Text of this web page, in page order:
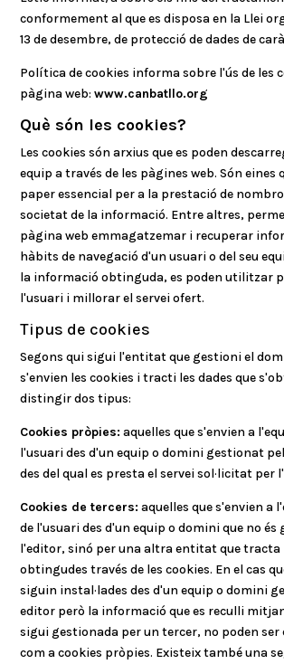
conformement al que es disposa en la Llei
13 de desembre, de protecció de dades de
Política de cookies informa sobre l'ús de les
pàgina web:www.canbatllo.org
Què són les cookies?
Les cookies són arxius que es poden
equip a través de les pàgines web. Són eines
paper essencial per a la prestació de
societat de la informació. Entre altres,
pàgina web emmagatzemar i recuperar
hàbits de navegació d'un usuari o del seu
la informació obtinguda, es poden utilitzar
l'usuari i millorar el servei ofert.
Tipus de cookies
Segons qui sigui l'entitat que gestioni el
s'envien les cookies i tracti les dades que
distingir dos tipus:
Cookies pròpies: aquelles que s'envien a
l'usuari des d'un equip o domini gestionat
des del qual es presta el servei sol·licitat per
Cookies de tercers: aquelles que s'envien a
de l'usuari des d'un equip o domini que no
l'editor, sinó per una altra entitat que tracta
obtingudes través de les cookies. En el cas
siguin instal·lades des d'un equip o domini
editor però la informació que es reculli
sigui gestionada per un tercer, no poden ser
com a cookies pròpies. Existeix també una